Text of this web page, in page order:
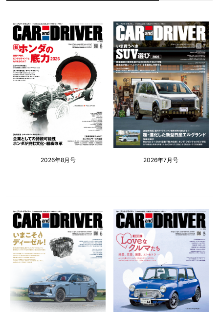
2026年8月号 2026年7月号